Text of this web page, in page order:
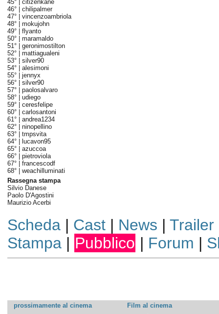
45° | citizenkane
46° | chilipalmer
47° | vincenzoambriola
48° | mokujohn
49° | flyanto
50° | maramaldo
51° | geronimostilton
52° | mattiagualeni
53° | silver90
54° | alesimoni
55° | jennyx
56° | silver90
57° | paolosalvaro
58° | udiego
59° | ceresfelipe
60° | carlosantoni
61° | andrea1234
62° | ninopellino
63° | tmpsvita
64° |
lucavon95
65° | azuccoa
66° | pietroviola
67° | francescodf
68° | weachilluminati
Rassegna stampa
Silvio Danese
Paolo D'Agostini
Maurizio Acerbi
Scheda| Cast| News | Trailer
Stampa| Pubblico | Forum |
prossimamente al cinema
Film al cinema